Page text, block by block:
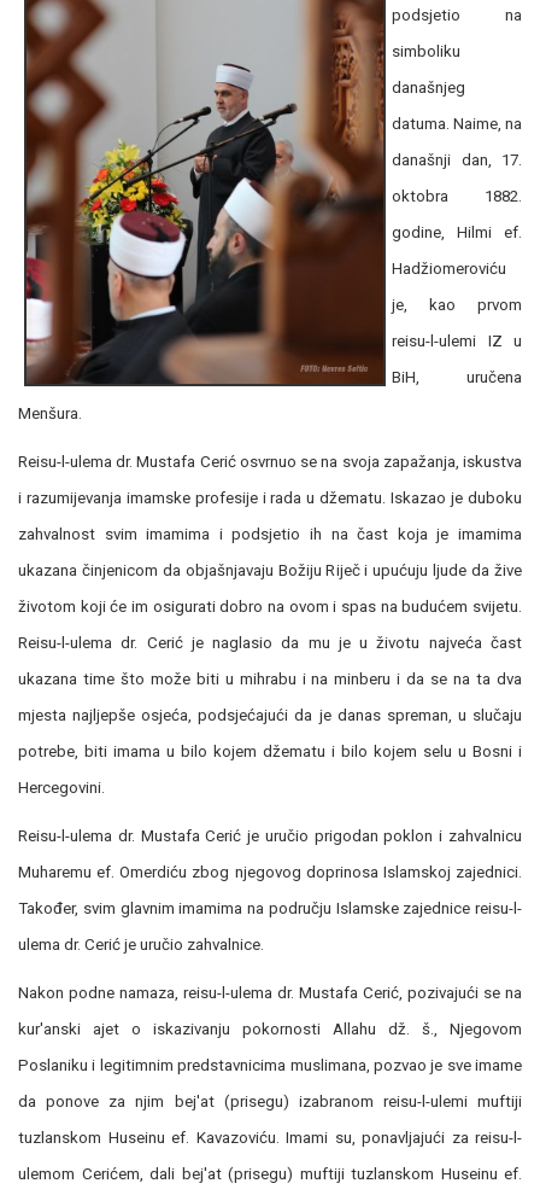
podsjetio na
simboliku
današnjeg
datuma. Naime, na
današnji dan, 17.
oktobra 1882.
godine, Hilmi ef.
Hadžiomeroviću
je, kao prvom
reisu-l-ulemi IZ u
BiH, uručena
Menšura.
Reisu-l-ulema dr. Mustafa Cerić osvrnuo se na svoja zapažanja, iskustva
i razumijevanja imamske profesije i rada u džematu. Iskazao je duboku
zahvalnost svim imamima i podsjetio ih na čast koja je imamima
ukazana činjenicom da objašnjavaju Božiju Riječ i upućuju ljude da žive
životom koji će im osigurati dobro na ovom i spas na budućem svijetu.
Reisu-l-ulema dr. Cerić je naglasio da mu je u životu najveća čast
ukazana time što može biti u mihrabu i na minberu i da se na ta dva
mjesta najljepše osjeća, podsjećajući da je danas spreman, u slučaju
potrebe, biti imama u bilo kojem džematu i bilo kojem selu u Bosni i
Hercegovini.
Reisu-l-ulema dr. Mustafa Cerić je uručio prigodan poklon i zahvalnicu
Muharemu ef. Omerdiću zbog njegovog doprinosa Islamskoj zajednici.
Također, svim glavnim imamima na području Islamske zajednice reisu-l-
ulema dr. Cerić je uručio zahvalnice.
Nakon podne namaza, reisu-l-ulema dr. Mustafa Cerić, pozivajući se na
kur'anski ajet o iskazivanju pokornosti Allahu dž. š., Njegovom
Poslaniku i legitimnim predstavnicima muslimana, pozvao je sve imame
da ponove za njim bej'at (prisegu) izabranom reisu-l-ulemi muftiji
tuzlanskom Huseinu ef. Kavazoviću. Imami su, ponavljajući za reisu-l-
ulemom Cerićem, dali bej'at (prisegu) muftiji tuzlanskom Huseinu ef.